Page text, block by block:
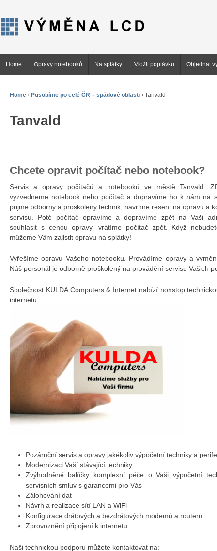
Home Opravy notebooků Na splátky Vložit poptávku Objednat
Home › Působíme po celé ČR – spádové oblasti › Tanvald
Tanvald
Chcete opravit počítač nebo notebook?
Servis a opravy počítačů a notebooků ve městě Tanvald.
vyzvedneme notebook nebo počítač a dopravíme ho k nám na
přijme odborný a proškolený technik, navrhne řešení na opravu a
servisu. Poté počítač opravíme a dopravíme zpět na Vaši
souhlasit s cenou opravy, vrátíme počítač zpět. Když
můžeme Vám zajistit opravu na splátky!
Vyřešíme opravu Vašeho notebooku. Provádíme opravy a
Náš personál je odborně proškolený na provádění servisu Vašich
Společnost KULDA Computers & Internet nabízí nonstop
internetu.
Pozáruční servis a opravy jakékoliv výpočetní techniky a
Modernizaci Vaší stávající techniky
Zvýhodněné balíčky komplexní péče o Vaši výpočetní
servisních smluv s garancemi pro Vás
Zálohování dat
Návrh a realizace sítí LAN a WiFi
Konfigurace drátových a bezdrátových modemů a routerů
Zprovoznění připojení k internetu
Naši technickou podporu můžete kontaktovat na: